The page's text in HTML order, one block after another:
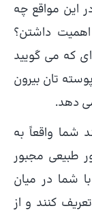
این مواقع چه
داشتن؟
که می گویید
تان بیرون
دهد.
شما واقعاً به
طبیعی مجبور
شما در میان
کنند و از